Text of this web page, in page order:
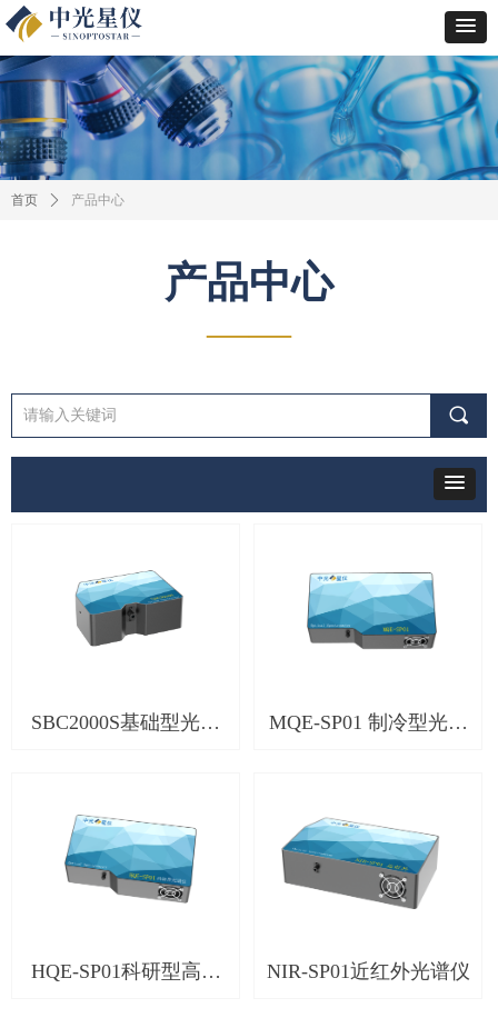
产品中心
——
SBC2000S基础型光谱
MQE-SP01 制冷型光谱
HQE-SP01科研型高灵
NIR-SP01近红外光谱仪
끠
首页 ꄲ 产品中心